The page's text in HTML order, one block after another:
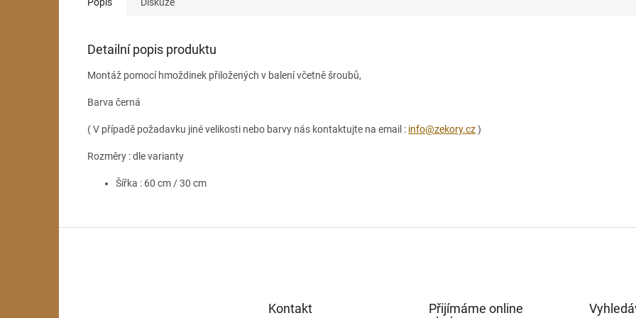
Detailní popis produktu
Montáž pomocí hmoždinek přiložených v balení včetně šroubů,
Barva černá
( V případě požadavku jiné velikosti nebo barvy nás kontaktujte na email : info@zekory.cz)
Rozměry : dle varianty
Šířka : 60 cm / 30 cm
Kontakt
Přijímáme online